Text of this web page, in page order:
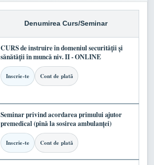
Denumirea Curs/Seminar
CURS de instruire în domeniul securității și
sănătății în muncă niv. II - ONLINE
Inscrie-te Cont de plată
Seminar privind acordarea primului ajutor
premedical (pînă la sosirea ambulanței)
Inscrie-te Cont de plată